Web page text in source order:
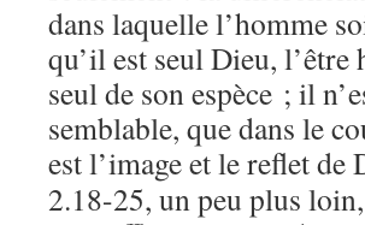
dans laquelle l’homme
qu’il est seul Dieu,
seul de son espèce ; il
semblable, que dans le
est l’image et le reflet de
2.18-25, un peu plus